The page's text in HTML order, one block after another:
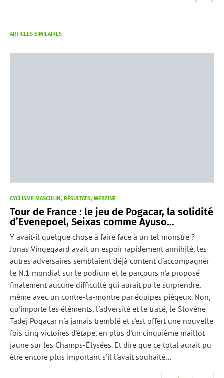
ARTICLES SIMILAIRES
CYCLISME MASCULIN RÉSULTATS WEBZINE
Tour de France : le jeu de Pogacar, la solidité
d’Evenepoel, Seixas comme Ayuso…
Y avait-il quelque chose à faire face à un tel monstre ?
Jonas Vingegaard avait un espoir rapidement annihilé, les
autres adversaires semblaient déjà content d'accompagner
le N.1 mondial sur le podium et le parcours n'a proposé
finalement aucune difficulté qui aurait pu le surprendre,
même avec un contre-la-montre par équipes piégeux. Non,
qu'importe les éléments, l'adversité et le tracé, le Slovène
Tadej Pogacar n'a jamais tremblé et s'est offert une nouvelle
fois cinq victoires d'étape, en plus d'un cinquième maillot
jaune sur les Champs-Élysées. Et dire que ce total aurait pu
être encore plus important s'il l'avait souhaité…